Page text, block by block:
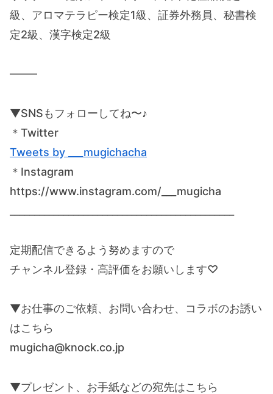
級、アロマテラピー検定1級、証券外務員、秘書検
定2級、漢字検定2級
——–
▼SNSもフォローしてね〜♪
＊Twitter
Tweets by ___mugichacha
＊Instagram
https://www.instagram.com/___mugicha
定期配信できるよう努めますので
チャンネル登録・高評価をお願いします♡
▼お仕事のご依頼、お問い合わせ、コラボのお誘い
はこちら
mugicha@knock.co.jp
▼プレゼント、お手紙などの宛先はこちら